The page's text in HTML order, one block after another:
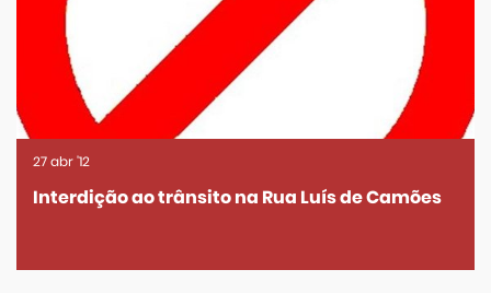
Interdição ao trânsito na Rua Luís de Camões
27abr'12